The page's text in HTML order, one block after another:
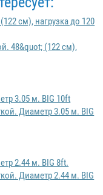
48&quot; (122 см),
Диаметр 3.05 м. BIG
Диаметр 2.44 м. BIG